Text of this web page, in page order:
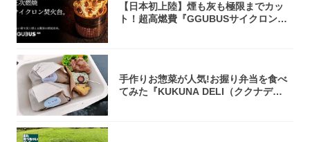
【日本初上陸】煙も灰も極限までカッ
ト！超高燃費『GGUBUSサイクロン焚
手作りお惣菜が人気!お握り弁当を食べ
てみた『KUKUNA DELI（ククナデ